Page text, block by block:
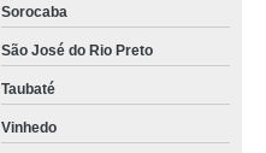
Sorocaba
São José do Rio Preto
Taubaté
Vinhedo